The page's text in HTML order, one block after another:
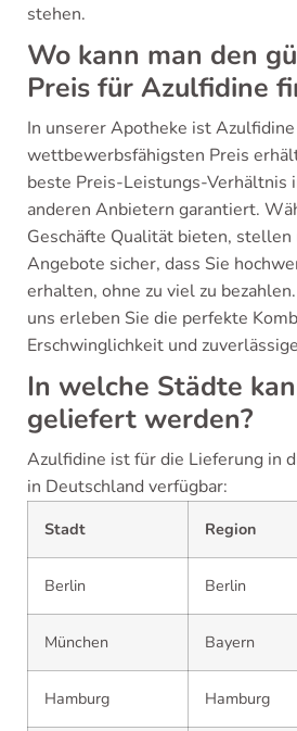
stehen.
Wo kann man den
Preis für Azulfidine
In unserer Apotheke ist Azulfidine
wettbewerbsfähigsten Preis
beste Preis-Leistungs-Verhältnis
anderen Anbietern garantiert.
Geschäfte Qualität bieten,
Angebote sicher, dass Sie
erhalten, ohne zu viel zu
uns erleben Sie die perfekte
Erschwinglichkeit und
In welche Städte
geliefert werden?
Azulfidine ist für die Lieferung in
in Deutschland verfügbar:
Stadt Region
Berlin Berlin
München Bayern
Hamburg Hamburg